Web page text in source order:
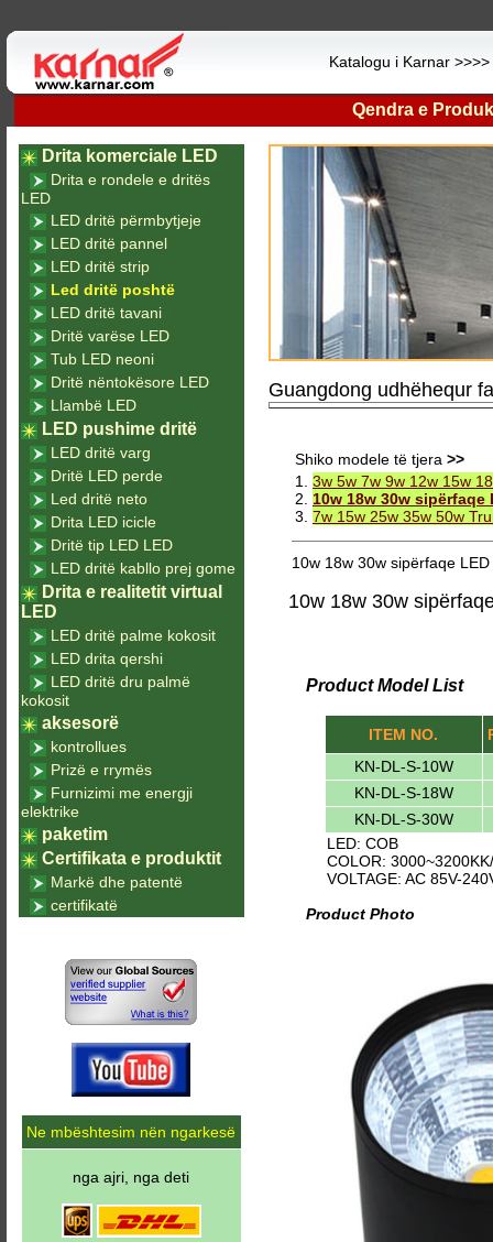
Katalogu i Karnar >>>>
Qendra e
Guangdong udhëhequr
Shiko modele të tjera >>
1. 3w 5w 7w 9w 12w 15w
2. 10w 18w 30w
3. 7w 15w 25w 35w 50w
10w 18w 30w sipërfaqe
10w 18w 30w
Product Model List
ITEM NO.
KN-DL-S-10W
KN-DL-S-18W
KN-DL-S-30W
LED: COB
COLOR:
VOLTAGE: AC 85V-
Product Photo
Drita komerciale LED
Drita e rondele e dritës
LED
LED dritë përmbytjeje
LED dritë pannel
LED dritë strip
Led dritë poshtë
LED dritë tavani
Dritë varëse LED
Tub LED neoni
Dritë nëntokësore LED
Llambë LED
LED pushime dritë
LED dritë varg
Dritë LED perde
Led dritë neto
Drita LED icicle
Dritë tip LED LED
LED dritë kabllo prej gome
Drita e realitetit virtual
LED
LED dritë palme kokosit
LED drita qershi
LED dritë dru palmë
kokosit
aksesorë
kontrollues
Prizë e rrymës
Furnizimi me energji
elektrike
paketim
Certifikata e produktit
Markë dhe patentë
certifikatë
Ne mbështesim nën ngarkesë
nga ajri, nga deti